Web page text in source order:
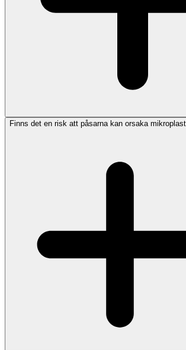
Finns det en risk att påsarna kan orsaka